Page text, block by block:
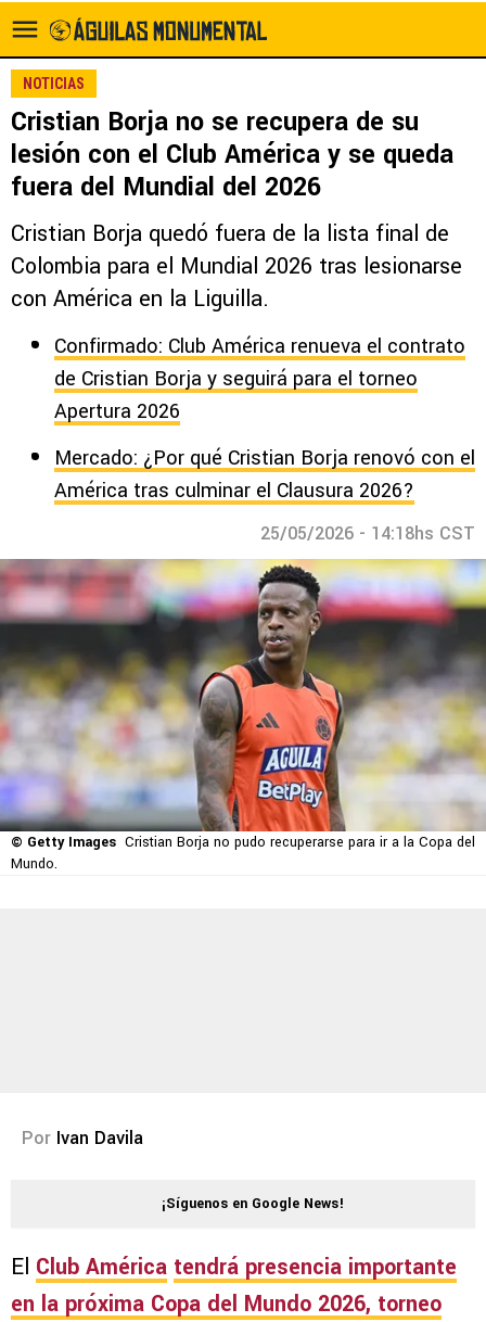
NOTICIAS
Cristian Borja no se recupera de su
lesión con el Club América y se queda
fuera del Mundial del 2026
Cristian Borja quedó fuera de la lista final de
Colombia para el Mundial 2026 tras lesionarse
con América en la Liguilla.
Confirmado: Club América renueva el contrato
de Cristian Borja y seguirá para el torneo
Apertura 2026
Mercado: ¿Por qué Cristian Borja renovó con el
América tras culminar el Clausura 2026?
25/05/2026 - 14:18hs CST
© Getty Images Cristian Borja no pudo recuperarse para ir a la Copa del
Mundo.
Por Ivan Davila
¡Síguenos en Google News!
El Club América tendrá presencia importante
en la próxima Copa del Mundo 2026, torneo